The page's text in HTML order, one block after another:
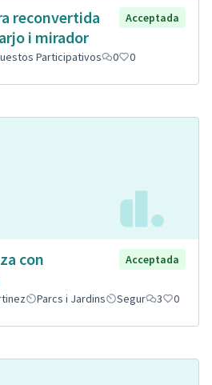
reconvertida
i mirador
Acceptada
Participativos 0 0
con
Acceptada
Parcs i Jardins Segur 3 0